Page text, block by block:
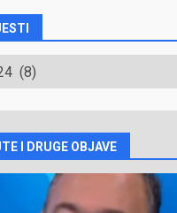
I DRUGE OBJAVE